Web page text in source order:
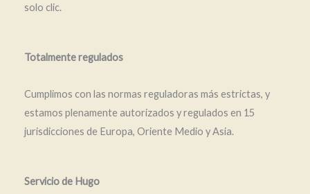
solo clic.
Totalmente regulados
Cumplimos con las normas reguladoras más estrictas, y
estamos plenamente autorizados y regulados en 15
jurisdicciones de Europa, Oriente Medio y Asia.
Servicio de Hugo